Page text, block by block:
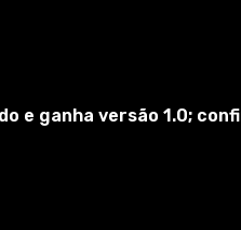
e ganha versão 1.0;